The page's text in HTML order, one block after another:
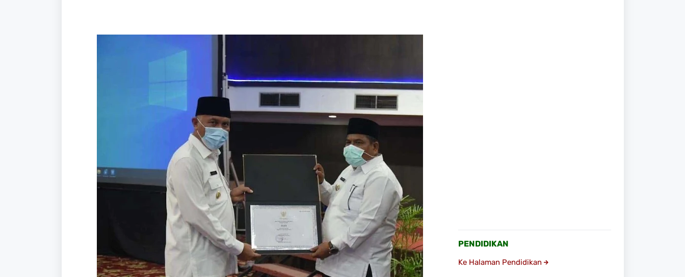
PENDIDIKAN
Ke Halaman Pendidikan